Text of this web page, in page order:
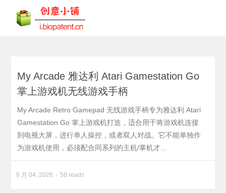
My Arcade 雅达利 Atari Gamestation Go
掌上游戏机无线游戏手柄
My Arcade Retro Gamepad 无线游戏手柄专为雅达利 Atari
Gamestation Go 掌上游戏机打造，适合用于将游戏机连接
到电视大屏，进行单人操控，或者双人对战。它不能单独作
为游戏机使用，必须配合同系列的主机/掌机才...
8 月 04, 2026 58 reads